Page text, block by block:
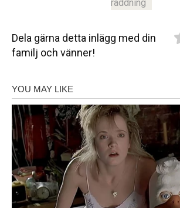
räddning
Dela gärna detta inlägg med din
familj och vänner!